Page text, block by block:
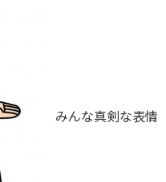
みんな真剣な表情